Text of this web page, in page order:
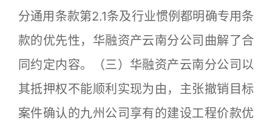
分通用条款第2.1条及行业惯例都明确专用条
款的优先性，华融资产云南分公司曲解了合
同约定内容。（三）华融资产云南分公司以
其抵押权不能顺利实现为由，主张撤销目标
案件确认的九州公司享有的建设工程价款优